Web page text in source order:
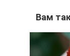
Вам